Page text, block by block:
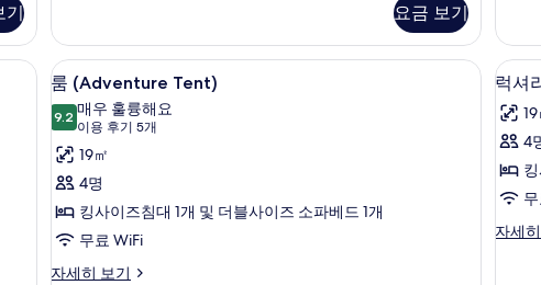
기
기
히
보
기
요금 보기
기
히
보
기
퍼페딕 침대, 객실 내 금고
룸
(Adventure
Tent)
사
진
모
두
보
고급 침구, 오리/거위털 이불, 템퍼페딕 침대,
5
룸 (Adventure Tent)
9.29.2점 만점 중 10점
매우 훌륭해요
이용 후기 5개
(이
용
후
기
5
개)
19㎡
4명
킹사이즈침대 1개 및 더블사이즈 소파베드 1개
무료 WiFi
자세히 보기
룸
럭
셔
리
룸
사
모
5
럭셔
4
자세
럭